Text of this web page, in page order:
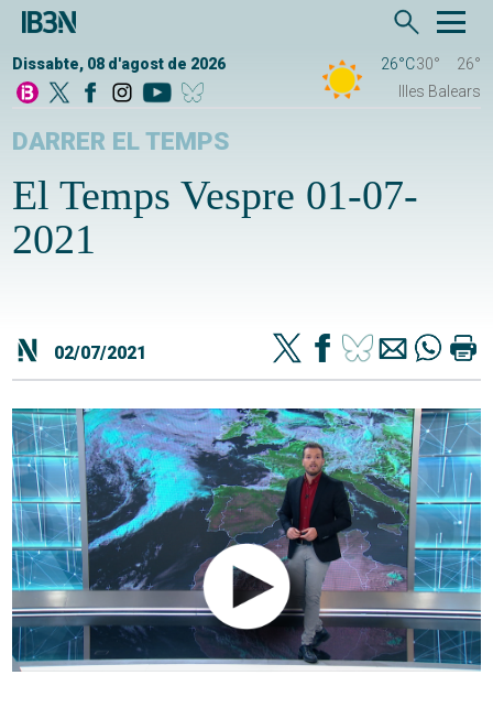
Dissabte, 08 d'agost de 2026 26°C30°
26°
Illes Balears
DARRER EL TEMPS
El Temps Vespre 01-07-
2021
02/07/2021